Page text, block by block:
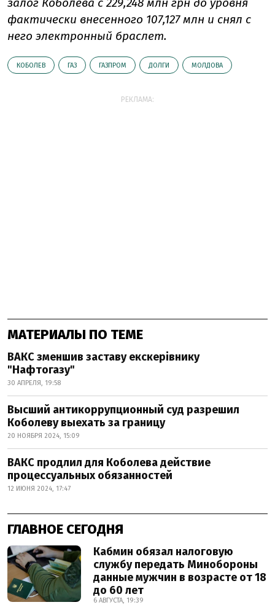
фактически внесенного 107,127 млн и снял с
него электронный браслет.
КОБОЛЕВ ГАЗ ГАЗПРОМ ДОЛГИ МОЛДОВА
РЕКЛАМА:
МАТЕРИАЛЫ ПО ТЕМЕ
ВАКС зменшив заставу екскерівнику
"Нафтогазу"
30 АПРЕЛЯ, 19:58
Высший антикоррупционный суд разрешил
Коболеву выехать за границу
20 НОЯБРЯ 2024, 15:09
ВАКС продлил для Коболева действие
процессуальных обязанностей
12 ИЮНЯ 2024, 17:47
ГЛАВНОЕ СЕГОДНЯ
Кабмин обязал налоговую
службу передать Минобороны
данные мужчин в возрасте от 18
до 60 лет
6 АВГУСТА, 19:39